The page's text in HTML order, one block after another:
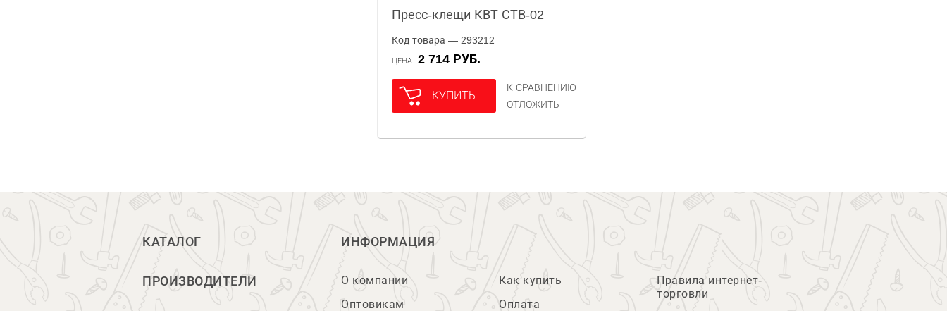
Пресс-клещи КВТ СТВ-02
Код товара — 293212
ЦЕНА 2 714 РУБ.
КУПИТЬ
К СРАВНЕНИЮ
ОТЛОЖИТЬ
КАТАЛОГ
ПРОИЗВОДИТЕЛИ
ИНФОРМАЦИЯ
О компании
Оптовикам
Как купить
Оплата
Правила интернет-
торговли